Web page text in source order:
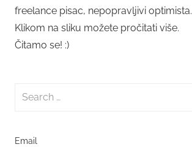
freelance pisac, nepopravljivi optimista.
Klikom na sliku možete pročitati više.
Čitamo se! :)
Search
Email